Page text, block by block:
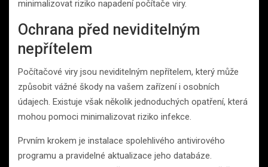
minimalizovat riziko napadení počítače viry.
Ochrana před neviditelným
nepřítelem
Počítačové viry jsou neviditelným nepřítelem, který může
způsobit vážné škody na vašem zařízení i osobních
údajech. Existuje však několik jednoduchých opatření, která
mohou pomoci minimalizovat riziko infekce.
Prvním krokem je instalace spolehlivého antivirového
programu a pravidelné aktualizace jeho databáze.